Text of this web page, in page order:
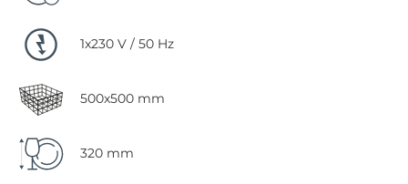
1x230 V / 50 Hz
500x500 mm
320 mm